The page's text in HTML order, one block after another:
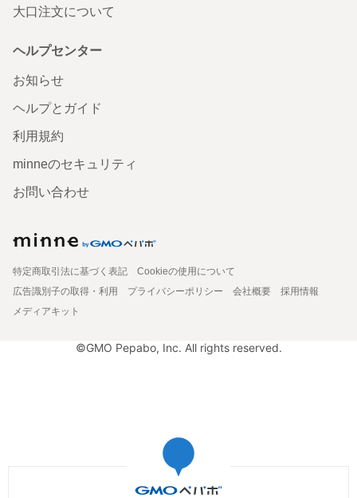
大口注文について
ヘルプセンター
お知らせ
ヘルプとガイド
利用規約
minneのセキュリティ
お問い合わせ
特定商取引法に基づく表記
Cookieの使用について
広告識別子の取得・利用
プライバシーポリシー 会社概要
採用情報
メディアキット
©GMO Pepabo, Inc. All rights reserved.